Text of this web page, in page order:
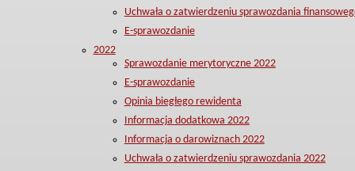
Uchwała o zatwierdzeniu sprawozdania
E-sprawozdanie
2022
Sprawozdanie merytoryczne 2022
E-sprawozdanie
Opinia biegłego rewidenta
Informacja dodatkowa 2022
Informacja o darowiznach 2022
Uchwała o zatwierdzeniu sprawozdania 2022